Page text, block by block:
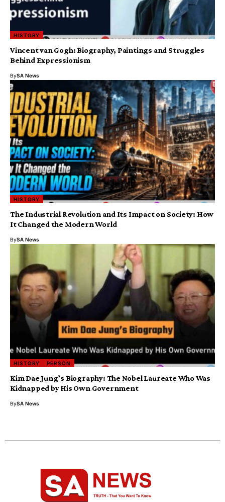
HISTORY
Vincent van Gogh: Biography, Paintings and Struggles
Behind Expressionism
BySA News
HISTORY
The Industrial Revolution and Its Impact on Society: How
It Changed the Modern World
BySA News
HISTORY PERSON
Kim Dae Jung’s Biography: The Nobel Laureate Who Was
Kidnapped by His Own Government
BySA News